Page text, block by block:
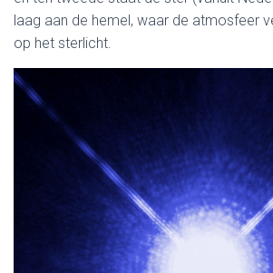
laag aan de hemel, waar de atmosfeer
op het sterlicht.